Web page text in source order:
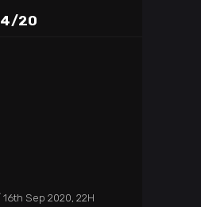
4/20
16th Sep 2020, 22H